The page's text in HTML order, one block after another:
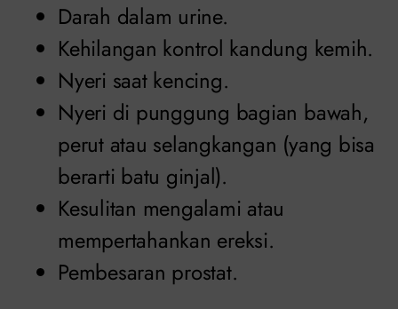
Darah dalam urine.
Kehilangan kontrol kandung kemih.
Nyeri saat kencing.
Nyeri di punggung bagian bawah,
perut atau selangkangan (yang bisa
berarti batu ginjal).
Kesulitan mengalami atau
mempertahankan ereksi.
Pembesaran prostat.